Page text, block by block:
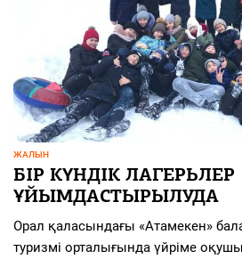
ЖАЛЫН
БІР КҮНДІК ЛАГЕРЬЛЕР
ҰЙЫМДАСТЫРЫЛУДА
Орал қаласындағы «Атамекен»
туризмі орталығында үйріме